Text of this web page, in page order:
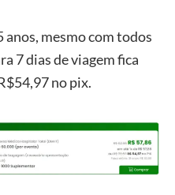
anos, mesmo com todos
7 dias de viagem fica
no pix.